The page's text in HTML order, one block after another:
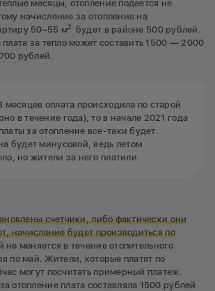
месяцы, отопление подается не
начисление за отопление на
50–55 м2
будет в районе 500 рублей.
за тепло может составить 1500 — 2000
рублей.
месяцев оплата происходила по старой
в течение года), то в начале 2021 года
за отопление все-таки будет.
будет минусовой, ведь летом
но жители за него платили.
счетчики, либо фактически они
начисление будет производиться по
не меняется в течение отопительного
по май. Жители, которые платят по
могут посчитать примерный платеж.
отопление плата составляла 1500 рублей